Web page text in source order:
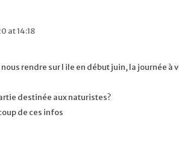
at 14:18
rendre sur l ile en début juin, la journée
destinée aux naturistes?
de ces infos